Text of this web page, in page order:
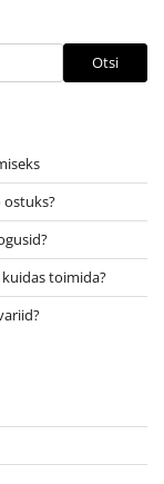
Otsi
ostuks?
toimida?